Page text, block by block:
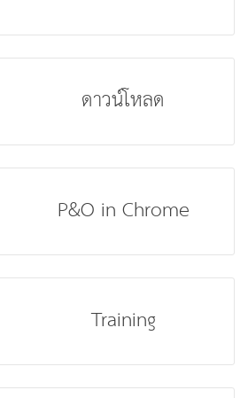
ดาวน์โหลด
P&O in Chrome
Training